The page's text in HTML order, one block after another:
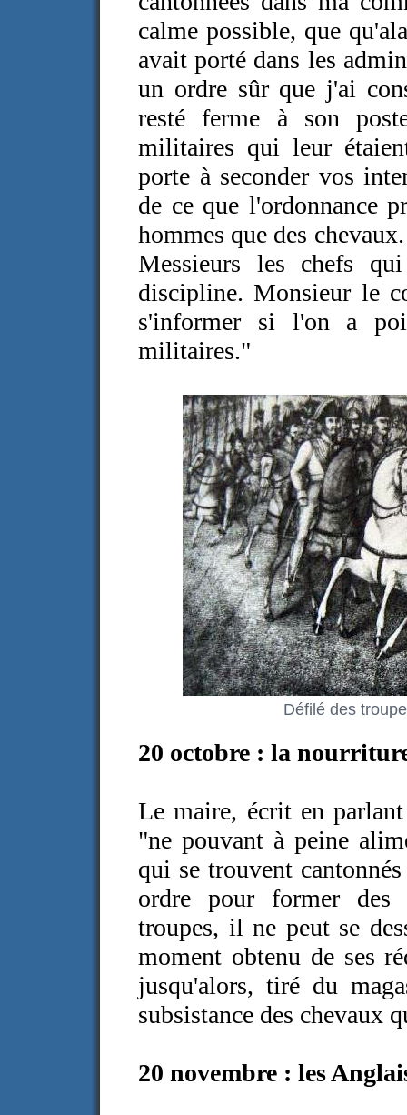
calme possible, que
avait porté dans les
un ordre sûr que j'ai
resté ferme à son
militaires qui leur
porte à seconder vos
de ce que l'ordonnance
hommes que des
Messieurs les chefs
discipline. Monsieur le
s'informer si l'on a
militaires."
Défilé des
20 octobre : la
Le maire, écrit en
"ne pouvant à peine
qui se trouvent
ordre pour former des
troupes, il ne peut se
moment obtenu de ses
jusqu'alors, tiré du
subsistance des chevaux
20 novembre : les